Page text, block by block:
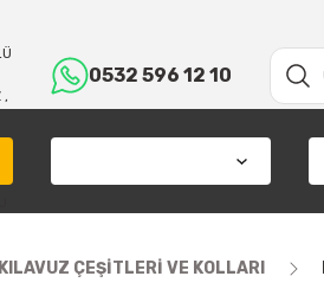
0532 596 12 10
KILAVUZ ÇEŞİTLERİ VE KOLLARI